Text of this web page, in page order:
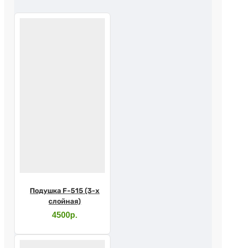
Подушка F-515 (3-х
слойная)
4500р.